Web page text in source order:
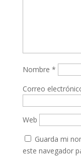
Nombre *
Correo
Web
Guarda mi
este navegador